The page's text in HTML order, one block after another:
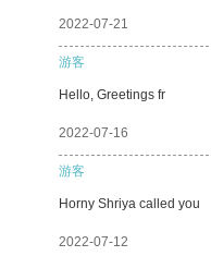
2022-07-21
游客
Hello, Greetings fr
2022-07-16
游客
Horny Shriya called you
2022-07-12